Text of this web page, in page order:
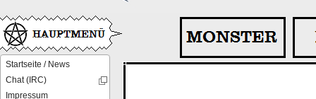
Startseite / News
Chat (IRC)
Impressum